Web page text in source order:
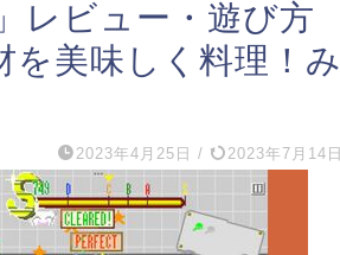
レビュー・遊び方
を美味しく料理！み
2023年4月25日 / 2023年7月14日